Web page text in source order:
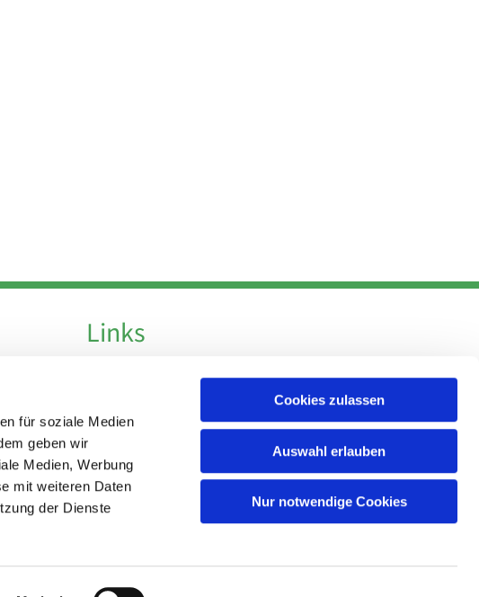
für soziale Medien
geben wir
Medien, Werbung
mit weiteren Daten
der Dienste
Cookies zulassen
Auswahl erlauben
Nur notwendige Cookies
Links
Impressum
Login